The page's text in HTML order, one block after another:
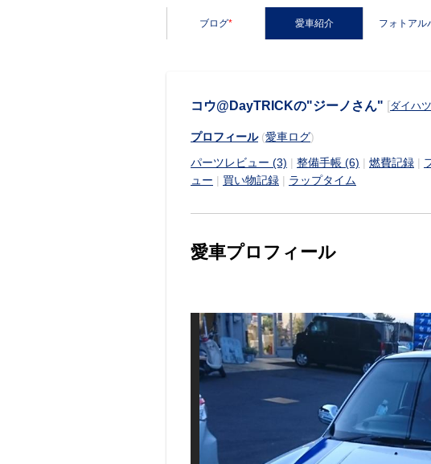
ブログ* 愛車紹介 フォトアル
コウ@DayTRICKの"ジーノさん" [ダイハ
プロフィール(愛車ログ)
パーツレビュー (3) | 整備手帳 (6) | 燃費記録 |
ュー | 買い物記録 | ラップタイム
愛車プロフィール